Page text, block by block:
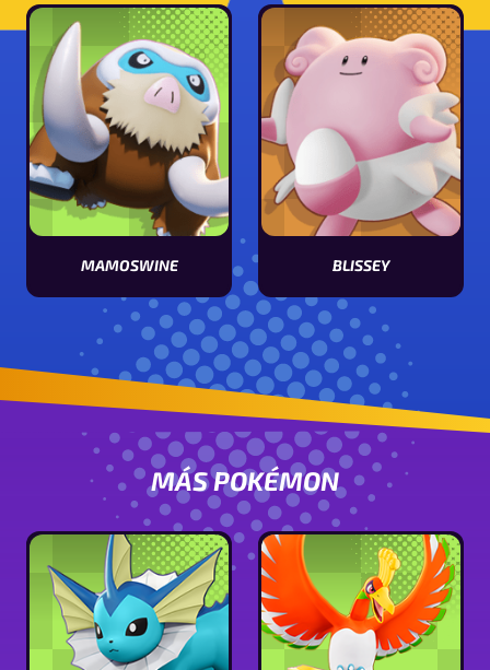
MAMOSWINE
Ver características de Mamoswine
BLISSEY
MÁS POKÉMON